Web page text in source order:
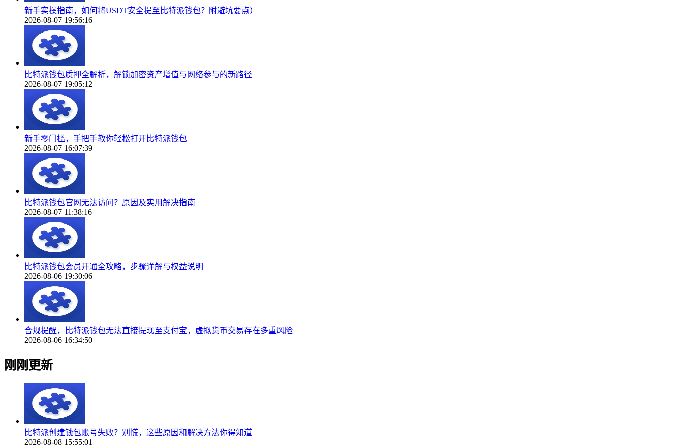
新手实操指南，如何将USDT安全提至比特派钱包？附避坑要点）
2026-08-07 19:56:16
比特派钱包质押全解析，解锁加密资产增值与网络参与的新路径
2026-08-07 19:05:12
新手零门槛，手把手教你轻松打开比特派钱包
2026-08-07 16:07:39
比特派钱包官网无法访问？原因及实用解决指南
2026-08-07 11:38:16
比特派钱包会员开通全攻略，步骤详解与权益说明
2026-08-06 19:30:06
合规提醒，比特派钱包无法直接提现至支付宝，虚拟货币交易存在多重风险
2026-08-06 16:34:50
刚刚更新
比特派创建钱包账号失败？别慌，这些原因和解决方法你得知道
2026-08-08 15:55:01